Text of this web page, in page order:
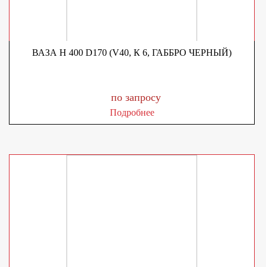
ВАЗА H 400 D170 (V40, К 6, ГАББРО ЧЕРНЫЙ)
по запросу
Подробнее